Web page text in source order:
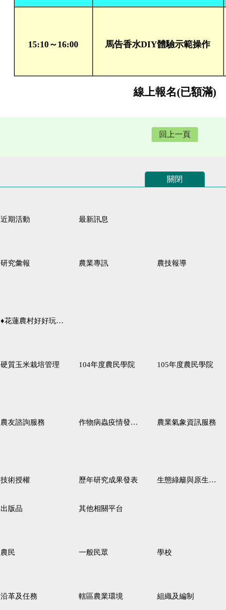
15:10～16:00 馬告香水DIY體驗示範操作
線上報名(已額滿)
回上一頁
關閉
近期活動 最新訊息
研究彙報 農業專訊 農技報導
♦花蓮農村好好玩♦「原、生、慢、活」四條遊程推薦
硬質玉米栽培管理 104年度農民學院 105年度農民學院
農友諮詢服務 作物病蟲疫情發生預測 農業氣象資訊服務
技術授權 歷年研究成果發表 生態綠籬與原生野花植生毯
出版品 其他相關平台
農民 一般民眾 學校
沿革及任務 轄區農業環境 組織及編制